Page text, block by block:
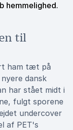
hemmelighed.
til
ham tæt på
dansk
har stået midt i
fulgt sporene
undercover
af PET's